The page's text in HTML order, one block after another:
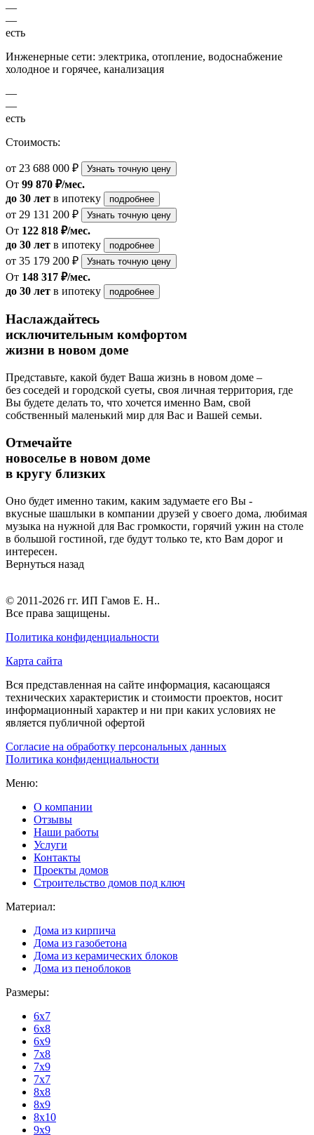
—
—
есть
Инженерные сети: электрика, отопление, водоснабжение
холодное и горячее, канализация
—
—
есть
Стоимость:
от 23 688 000 ₽ Узнать точную цену
От 99 870 ₽/мес.
до 30 лет в ипотеку подробнее
от 29 131 200 ₽ Узнать точную цену
От 122 818 ₽/мес.
до 30 лет в ипотеку подробнее
от 35 179 200 ₽ Узнать точную цену
От 148 317 ₽/мес.
до 30 лет в ипотеку подробнее
Наслаждайтесь
исключительным комфортом
жизни в новом доме
Представьте, какой будет Ваша жизнь в новом доме –
без соседей и городской суеты, своя личная территория, где
Вы будете делать то, что хочется именно Вам, свой
собственный маленький мир для Вас и Вашей семьи.
Отмечайте
новоселье в новом доме
в кругу близких
Оно будет именно таким, каким задумаете его Вы -
вкусные шашлыки в компании друзей у своего дома, любимая
музыка на нужной для Вас громкости, горячий ужин на столе
в большой гостиной, где будут только те, кто Вам дорог и
интересен.
Вернуться назад
© 2011-2026 гг. ИП Гамов Е. Н..
Все права защищены.
Политика конфиденциальности
Карта сайта
Вся представленная на сайте информация, касающаяся
технических характеристик и стоимости проектов, носит
информационный характер и ни при каких условиях не
является публичной офертой
Согласие на обработку персональных данных
Политика конфиденциальности
Меню:
О компании
Отзывы
Наши работы
Услуги
Контакты
Проекты домов
Строительство домов под ключ
Материал:
Дома из кирпича
Дома из газобетона
Дома из керамических блоков
Дома из пеноблоков
Размеры:
6x7
6x8
6x9
7x8
7x9
7x7
8x8
8x9
8x10
9x9